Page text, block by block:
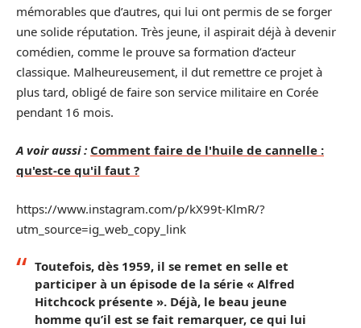
mémorables que d’autres, qui lui ont permis de se forger
une solide réputation. Très jeune, il aspirait déjà à devenir
comédien, comme le prouve sa formation d’acteur
classique. Malheureusement, il dut remettre ce projet à
plus tard, obligé de faire son service militaire en Corée
pendant 16 mois.
A voir aussi : Comment faire de l'huile de cannelle :
qu'est-ce qu'il faut ?
https://www.instagram.com/p/kX99t-KlmR/?
utm_source=ig_web_copy_link
Toutefois, dès 1959, il se remet en selle et
participer à un épisode de la série « Alfred
Hitchcock présente ». Déjà, le beau jeune
homme qu’il est se fait remarquer, ce qui lui